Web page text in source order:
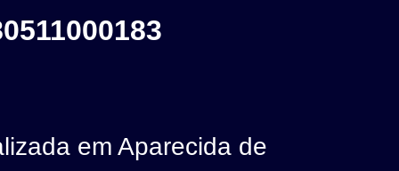
em Aparecida de